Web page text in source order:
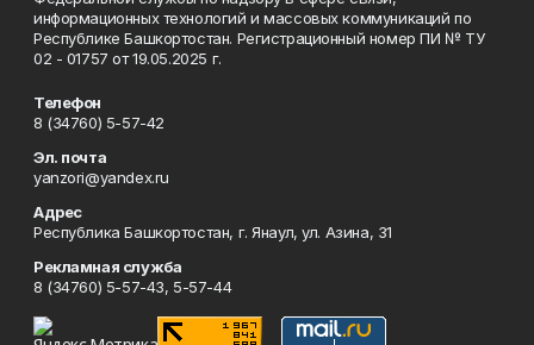
информационных технологий и массовых коммуникаций по
Республике Башкортостан. Регистрационный номер ПИ № ТУ
02 - 01757 от 19.05.2025 г.
Телефон
8 (34760) 5-57-42
Эл. почта
yanzori@yandex.ru
Адрес
Республика Башкортостан, г. Янаул, ул. Азина, 31
Рекламная служба
8 (34760) 5-57-43, 5-57-44